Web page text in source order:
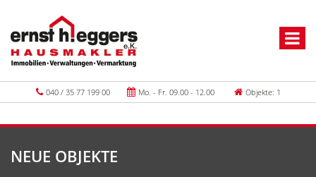
040 / 35 77 199 00 Mo. - Fr. 09.00 - 12.00 Objekte: 1
NEUE OBJEKTE